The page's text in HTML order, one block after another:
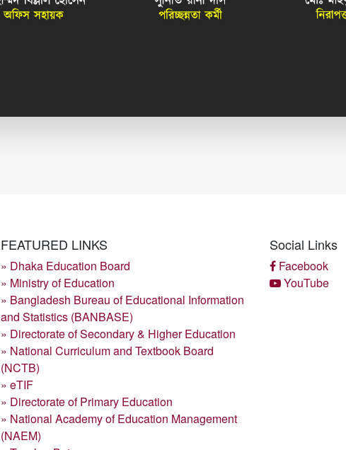
FEATURED LINKS
» Dhaka Education Board
» Ministry of Education
» Bangladesh Bureau of Educational Information
and Statistics (BANBASE)
» Directorate of Secondary & Higher Education
» National Curriculum and Textbook Board
(NCTB)
» eTIF
» Directorate of Primary Education
» National Academy of Education Management
(NAEM)
Social Links
Facebook
YouTube